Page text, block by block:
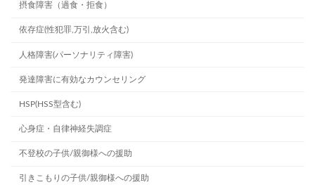
摂食障害（過食・拒食）
依存症(性犯罪,万引,放火含む)
人格障害(パーソナリティ障害)
発達障害に有効なカウンセリング
HSP(HSS型含む)
心身症・自律神経失調症
不登校の子供/親御様への援助
引きこもりの子供/親御様への援助